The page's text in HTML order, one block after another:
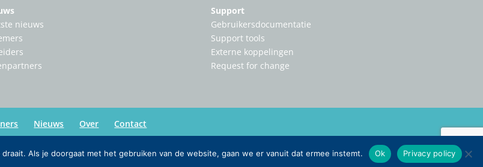
nieuws
Support
Gebruikersdocumentatie
Support tools
Externe koppelingen
Request for change
Nieuws Over Contact
Als je doorgaat met het gebruiken van de website, gaan we er vanuit dat ermee instemt. Ok Privacy policy